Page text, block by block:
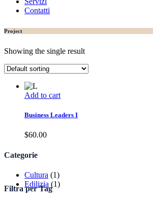
Contatti
Project
Showing the single result
Add to cart
Business Leaders I
$60.00
Categorie
Cultura (1)
Edilizia (1)
Filtra per Tag